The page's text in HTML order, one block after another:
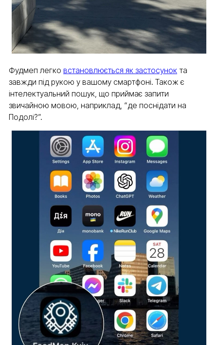
Фудмеп легко встановлюється як застосунок та
завжди під рукою у вашому смартфоні. Також є
інтелектуальний пошук, що приймає запити
звичайною мовою, наприклад, “де поснідати на
Подолі?”.